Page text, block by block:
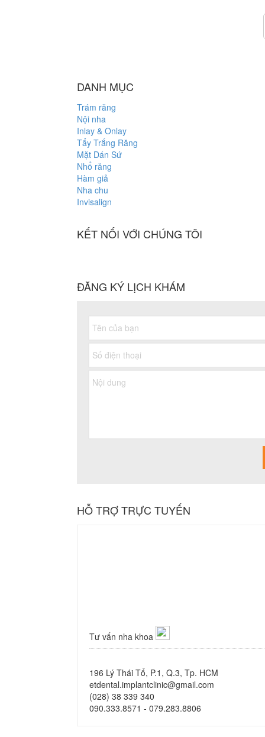
DANH MỤC
Trám răng
Nội nha
Inlay & Onlay
Tẩy Trắng Răng
Mặt Dán Sứ
Nhổ răng
Hàm giả
Nha chu
Invisalign
KẾT NỐI VỚI CHÚNG TÔI
ĐĂNG KÝ LỊCH KHÁM
HỖ TRỢ TRỰC TUYẾN
Tư vấn nha khoa
196 Lý Thái Tổ, P.1, Q.3, Tp. HCM
etdental.implantclinic@gmail.com
(028) 38 339 340
090.333.8571 - 079.283.8806